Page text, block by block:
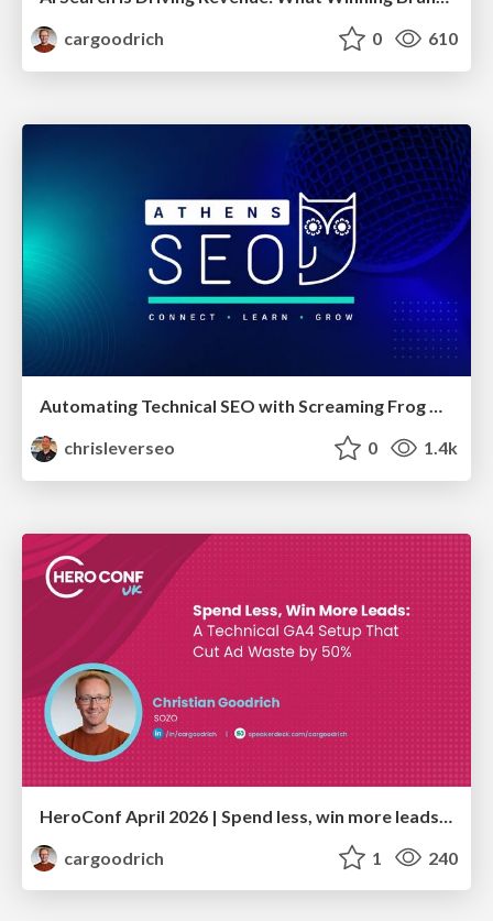
cargoodrich
0 610
Automating Technical SEO with Screaming Frog CLI and n8n
chrisleverseo
0 1.4k
cargoodrich
1 240